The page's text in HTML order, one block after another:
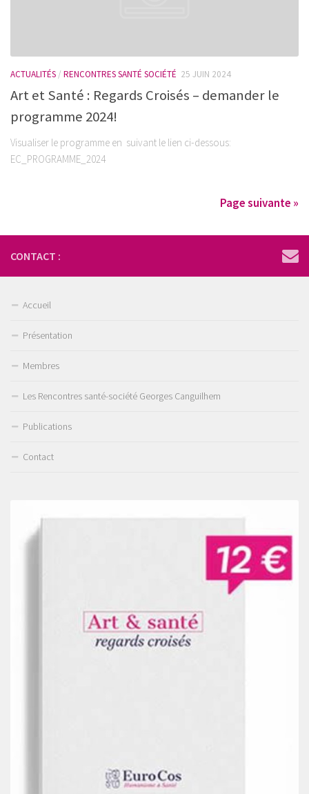
ACTUALITÉS / RENCONTRES SANTÉ SOCIÉTÉ 25 JUIN 2024
Art et Santé : Regards Croisés – demander le
programme 2024!
Visualiser le programme en suivant le lien ci-dessous:
EC_PROGRAMME_2024
Page suivante »
CONTACT :
Accueil
Présentation
Membres
Les Rencontres santé-société Georges Canguilhem
Publications
Contact